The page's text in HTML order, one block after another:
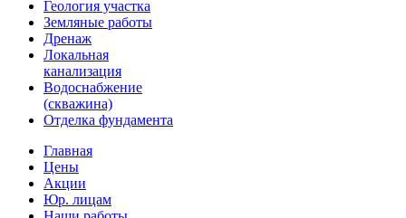
Геология участка
Земляные работы
Дренаж
Локальная
канализация
Водоснабжение
(скважина)
Отделка фундамента
Главная
Цены
Акции
Юр. лицам